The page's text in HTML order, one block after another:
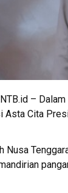
–
Asta Cita
Nusa